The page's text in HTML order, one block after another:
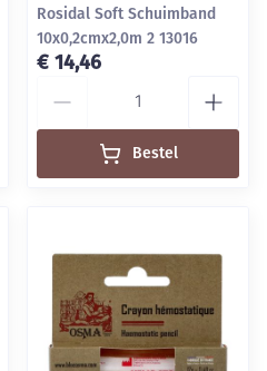
Rosidal Soft Schuimband
10x0,2cmx2,0m 2 13016
€ 14,46
Bestel